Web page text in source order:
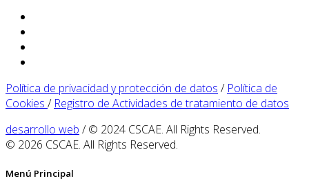
Política de privacidad y protección de datos / Política de
Cookies / Registro de Actividades de tratamiento de datos
desarrollo web / © 2024 CSCAE. All Rights Reserved.
© 2026 CSCAE. All Rights Reserved.
Menú Principal